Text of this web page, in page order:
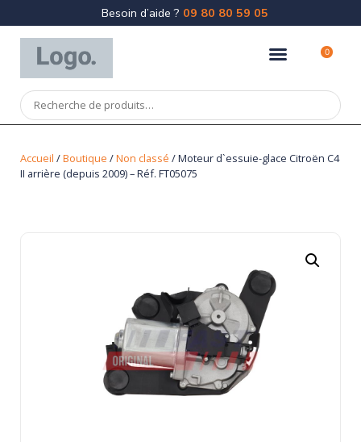
Besoin d’aide ? 09 80 80 59 05
0
Accueil /Boutique /Non classé / Moteur d`essuie-glace Citroën C4
II arrière (depuis 2009) – Réf. FT05075